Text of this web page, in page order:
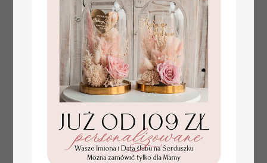
złote winietki na komunię, winietka
dekoracja stołu na komunii, komunijne
winietki z naturalnym kłosem
4.50 PLN